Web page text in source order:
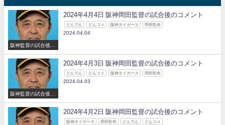
阪神監督の試合後の
2024年4月4日 阪神岡田監督の試合後のコメント
どんでん どんコメ 阪神タイガース 岡田彰布
2024.04.04
阪神監督の試合後の
2024年4月3日 阪神岡田監督の試合後のコメント
どんでん どんコメ 阪神タイガース 岡田彰布
2024.04.03
2024年4月2日 阪神岡田監督の試合後のコメント
阪神タイガース 岡田彰布 どんでん どんコメ